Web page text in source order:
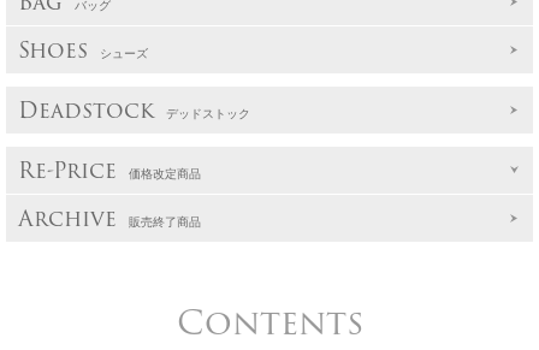
バッグ
Shoes シューズ
Deadstock デッドストック
Re-Price 価格改定商品
Archive 販売終了商品
Contents